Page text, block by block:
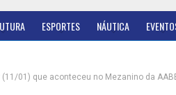
ESPORTES NÁUTICA
01) que aconteceu no Mezanino da